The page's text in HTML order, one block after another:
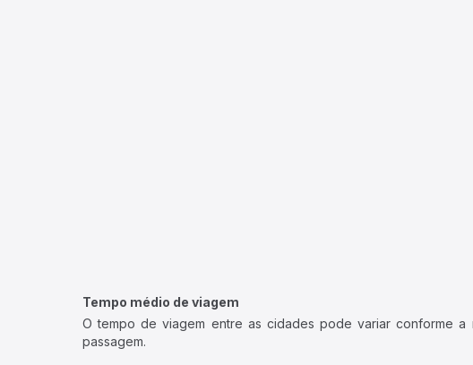
Tempo médio de viagem
O tempo de viagem entre as cidades pode variar conforme
passagem.